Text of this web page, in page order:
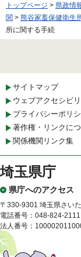
トップページ > 県政情
関 > 熊谷家畜保健衛生
所に関する手続
サイトマップ
ウェブアクセシビ
プライバシーポリ
著作権・リンクに
関係機関リンク集
埼玉県庁
県庁へのアクセス
〒330-9301 埼玉県さい
電話番号：048-824-2111
法人番号：